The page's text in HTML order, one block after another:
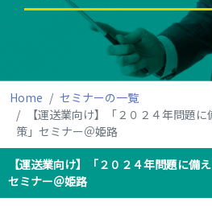
Home
セミナーの一覧
【運送業向け】「２０２４年問題
策」セミナー＠姫路
【運送業向け】「２０２４年問題に備
セミナー＠姫路